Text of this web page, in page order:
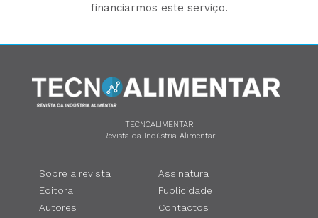
financiarmos este serviço.
TECNOALIMENTAR
Revista da Indústria Alimentar
Sobre a revista
Editora
Autores
Assinatura
Publicidade
Contactos